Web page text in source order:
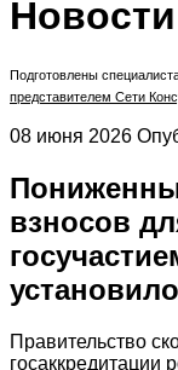
Новости
Подготовлены
представителем Сети
08 июня 2026
взносов
Правительство
госаккредитации